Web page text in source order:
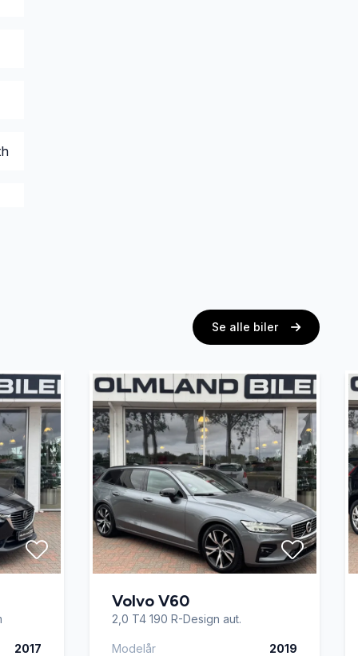
Se alle biler
2017
Volvo V60
2,0 T4 190 R-Design aut.
Modelår 2019